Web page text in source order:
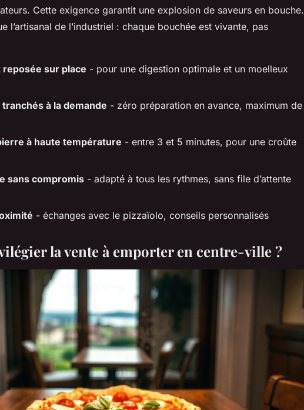
Cette exigence garantit une explosion de saveurs en bouche.
l’artisanal de l’industriel : chaque bouchée est vivante, pas
reposée sur place - pour une digestion optimale et un moelleux
à la demande - zéro préparation en avance, maximum de
à haute température - entre 3 et 5 minutes, pour une croûte
sans compromis - adapté à tous les rythmes, sans file d’attente
- échanges avec le pizzaïolo, conseils personnalisés
la vente à emporter en centre-ville ?